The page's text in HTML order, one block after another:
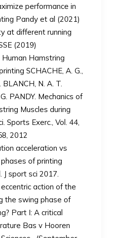
performance in
Pandy et al (2021)
at different running
(2019)
Hamstring
SCHACHE, A. G.,
BLANCH, N. A. T.
PANDY. Mechanics of
Muscles during
Sports Exerc., Vol. 44,
2012
acceleration vs
of printing
J sport sci 2017.
action of the
the swing phase of
Part I: A critical
Bas v Hooren